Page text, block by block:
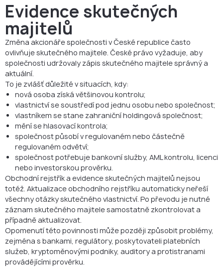
Evidence skutečných
majitelů
Změna akcionáře společnosti v České republice často
ovlivňuje skutečného majitele. České právo vyžaduje, aby
společnosti udržovaly zápis skutečného majitele správný a
aktuální.
To je zvlášť důležité v situacích, kdy:
nová osoba získá většinovou kontrolu;
vlastnictví se soustředí pod jednu osobu nebo společnost;
vlastníkem se stane zahraniční holdingová společnost;
mění se hlasovací kontrola;
společnost působí v regulovaném nebo částečně
regulovaném odvětví;
společnost potřebuje bankovní služby, AML kontrolu, licenci
nebo investorskou prověrku.
Obchodní rejstřík a evidence skutečných majitelů nejsou
totéž. Aktualizace obchodního rejstříku automaticky neřeší
všechny otázky skutečného vlastnictví. Po převodu je nutné
záznam skutečného majitele samostatně zkontrolovat a
případně aktualizovat.
Opomenutí této povinnosti může později způsobit problémy,
zejména s bankami, regulátory, poskytovateli platebních
služeb, kryptoměnovými podniky, auditory a protistranami
provádějícími prověrku.